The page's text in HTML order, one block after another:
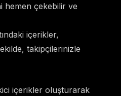
hemen çekebilir ve
içerikler,
takipçilerinizle
içerikler oluşturarak